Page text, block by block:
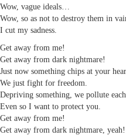
Wow, vague ideals…
Wow, so as not to destroy them in
I cut my sadness.
Get away from me!
Get away from dark nightmare!
Just now something chips at your
We just fight for freedom.
Depriving something, we pollute
Even so I want to protect you.
Get away from me!
Get away from dark nightmare, yeah!